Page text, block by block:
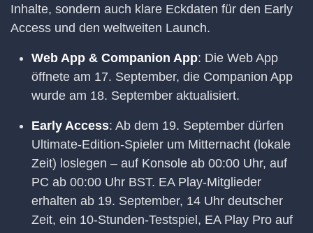
Inhalte, sondern auch klare Eckdaten für den Early
Access und den weltweiten Launch.
Web App & Companion App: Die Web App
öffnete am 17. September, die Companion App
wurde am 18. September aktualisiert.
Early Access: Ab dem 19. September dürfen
Ultimate-Edition-Spieler um Mitternacht (lokale
Zeit) loslegen – auf Konsole ab 00:00 Uhr, auf
PC ab 00:00 Uhr BST. EA Play-Mitglieder
erhalten ab 19. September, 14 Uhr deutscher
Zeit, ein 10-Stunden-Testspiel, EA Play Pro auf